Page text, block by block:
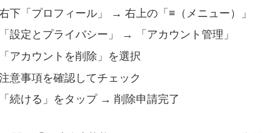
下「プロフィール」 → 右上の「≡（メニュー）」
設定とプライバシー」 → 「アカウント管理」
アカウントを削除」を選択
意事項を確認してチェック
続ける」をタップ → 削除申請完了